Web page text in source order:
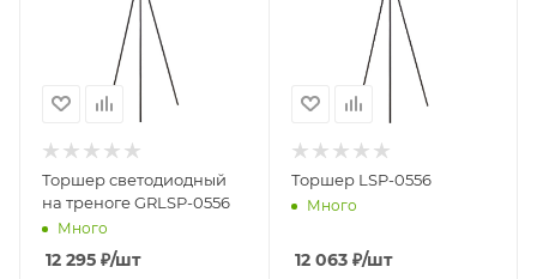
Торшер светодиодный
на треноге GRLSP-0556
Много
12 295 ₽/шт
Торшер LSP-0556
Много
12 063₽/шт